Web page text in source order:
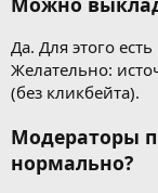
Да. Для этого
Желательно:
(без кликбейта).
Модераторы
нормально?